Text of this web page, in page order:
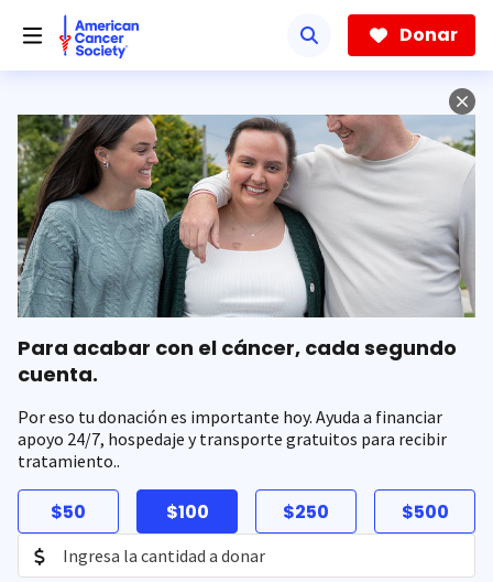
hacia
contenido
Donar
Para acabar con el cáncer, cada segundo
cuenta.
Por eso tu donación es importante hoy. Ayuda a financiar
apoyo 24/7, hospedaje y transporte gratuitos para recibir
tratamiento..
$50 $100 $250 $500